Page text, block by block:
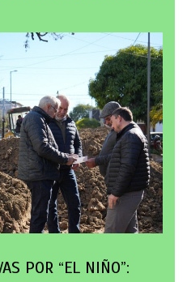
POR “EL NIÑO”: